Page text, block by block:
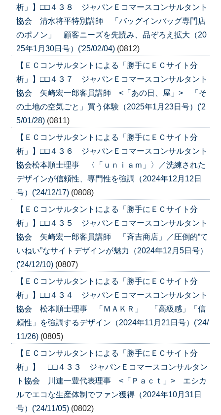
析」】□□４３８ ジャパンＥコマースコンサルタント
協会 清水将平特別講師 「バッグインバッグ専門店
のポノン」 顧客ニーズを先読み、品ぞろえ拡大（20
25年1月30日号）('25/02/04) (0812)
【ＥＣコンサルタントによる「勝手にＥＣサイト分
析」】□□４３７ ジャパンＥコマースコンサルタント
協会 矢崎宏一郎客員講師 <「あの日、屋」> 「そ
の土地の空気ごと」買う体験（2025年1月23日号）('2
5/01/28) (0811)
【ＥＣコンサルタントによる「勝手にＥＣサイト分
析」】□□４３６ ジャパンＥコマースコンサルタント
協会松本順士理事 〈「ｕｎｉａｍ」〉／洗練された
デザインが信頼性、専門性を強調（2024年12月12日
号）('24/12/17) (0808)
【ＥＣコンサルタントによる「勝手にＥＣサイト分
析」】□□４３５ ジャパンＥコマースコンサルタント
協会 矢崎宏一郎客員講師 「斉吉商店」／圧倒的”て
いねい”なサイトデザインが魅力（2024年12月5日号）
('24/12/10) (0807)
【ＥＣコンサルタントによる「勝手にＥＣサイト分
析」】□□４３４ ジャパンＥコマースコンサルタント
協会 松本順士理事 「ＭＡＫＲ」 「高級感」「信
頼性」を強調するデザイン（2024年11月21日号）('24/
11/26) (0805)
【ＥＣコンサルタントによる「勝手にＥＣサイト分
析」】 □□４３３ ジャパンＥコマースコンサルタン
ト協会 川連一豊代表理事 <「Ｐａｃｔ」> エシカ
ルでエコな生産体制でファン獲得（2024年10月31日
号）('24/11/05) (0802)